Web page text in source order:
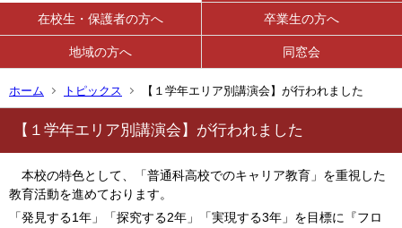
在校生・保護者の方へ 卒業生の方へ
地域の方へ 同窓会
ホーム トピックス 【１学年エリア別講演会】が行われました
【１学年エリア別講演会】が行われました
本校の特色として、「普通科高校でのキャリア教育」を重視した
教育活動を進めております。
「発見する1年」「探究する2年」「実現する3年」を目標に『フロ